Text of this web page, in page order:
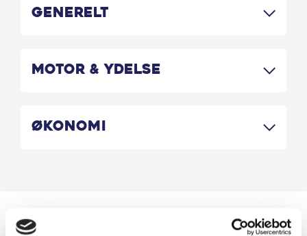
Generelt
Motor & Ydelse
Økonomi
Er du interesseret i